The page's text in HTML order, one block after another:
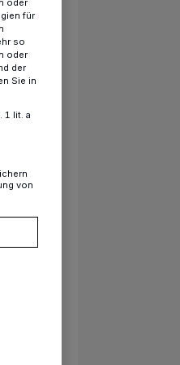
oder
für
so
oder
der
Sie in
1 lit. a
von